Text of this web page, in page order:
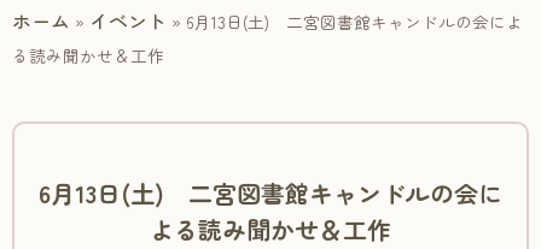
ホーム » イベント » 6月13日(土) 二宮図書館キャンドルの会によ
る読み聞かせ＆工作
6月13日(土) 二宮図書館キャンドルの会に
よる読み聞かせ＆工作